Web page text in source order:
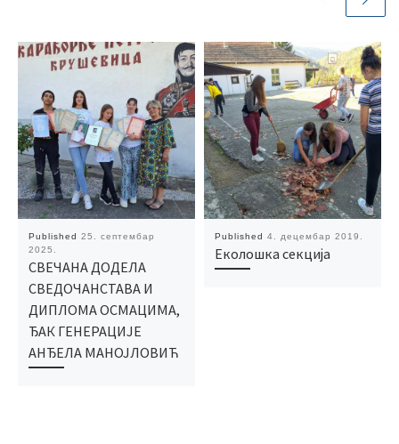
Published 25. септембар
2025.
СВЕЧАНА ДОДЕЛА
СВЕДОЧАНСТАВА И
ДИПЛОМА ОСМАЦИМА,
ЂАК ГЕНЕРАЦИЈЕ
АНЂЕЛА МАНОЈЛОВИЋ
Published 4. децембар 2019.
Еколошка секција